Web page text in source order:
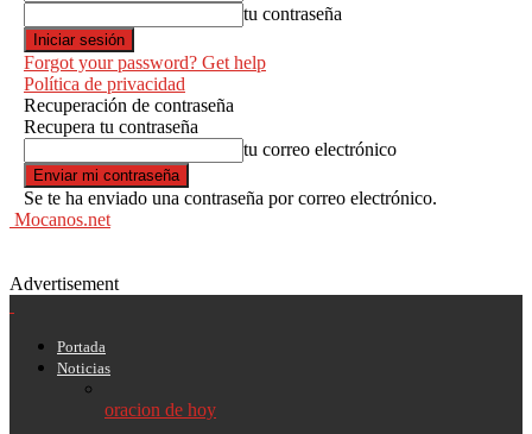
tu contraseña
Forgot your password? Get help
Política de privacidad
Recuperación de contraseña
Recupera tu contraseña
tu correo electrónico
Se te ha enviado una contraseña por correo electrónico.
Mocanos.net
Advertisement
Portada
Noticias
oracion de hoy